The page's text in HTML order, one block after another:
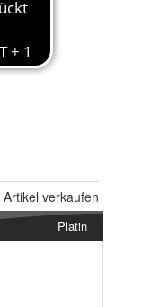
Artikel verkaufen
Platin